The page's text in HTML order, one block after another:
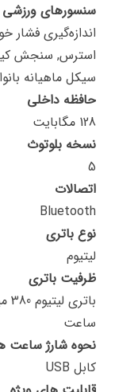
سنسورهای
اندازه‌گیری
استرس, سنجش
سیکل ماهیانه
حافظه داخلی
128 مگابایت
نسخه بلوتوث
5
اتصالات
Bluetooth
نوع باتری
لیتیوم
ظرفیت باتری
ساعت
نحوه شارژ ساعت
کابل USB